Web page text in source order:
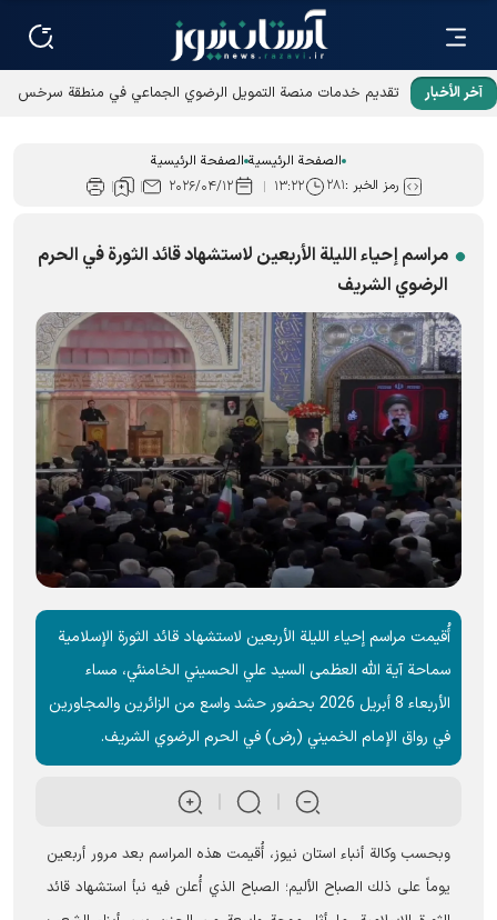
آخر الأخبار
تقديم خدمات منصة التمويل الرضوي الجماعي في منطقة سرخس
الصفحة الرئيسية الصفحة الرئيسية
رمز الخبر :۲۸۱ ۱۳:۲۲ ۲۰۲۶/۰۴/۱۲
مراسم إحياء الليلة الأربعين لاستشهاد قائد الثورة في الحرم
الرضوي الشریف
أُقيمت مراسم إحياء الليلة الأربعين لاستشهاد قائد الثورة الإسلامية
سماحة آية الله العظمى السيد علي الحسيني الخامنئي، مساء
الأربعاء 8 أبریل 2026 بحضور حشد واسع من الزائرين والمجاورين
في رواق الإمام الخميني (رض) في الحرم الرضوي الشریف.
وبحسب وکالة أنباء استان نیوز، أُقيمت هذه المراسم بعد مرور أربعين
يوماً على ذلك الصباح الأليم؛ الصباح الذي أُعلن فيه نبأ استشهاد قائد